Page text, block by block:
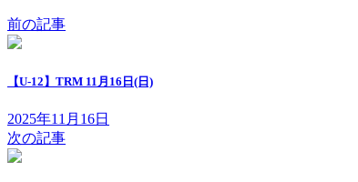
前の記事
【U-12】TRM 11月16日(日)
2025年11月16日
次の記事